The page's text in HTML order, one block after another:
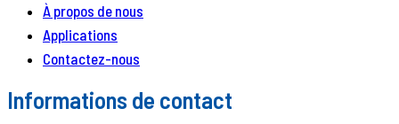
À propos de nous
Applications
Contactez-nous
Informations de contact